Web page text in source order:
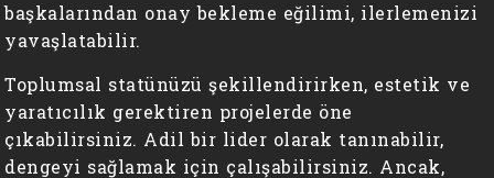
başkalarından onay bekleme eğilimi, ilerlemenizi
yavaşlatabilir.
Toplumsal statünüzü şekillendirirken, estetik ve
yaratıcılık gerektiren projelerde öne
çıkabilirsiniz. Adil bir lider olarak tanınabilir,
dengeyi sağlamak için çalışabilirsiniz. Ancak,